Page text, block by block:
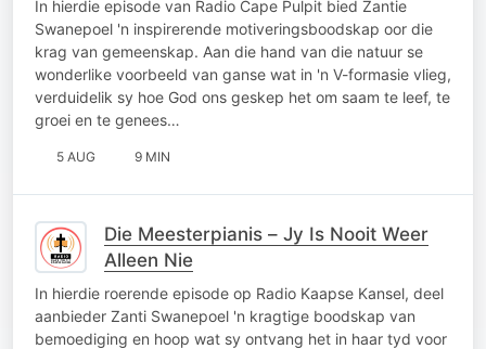
In hierdie episode van Radio Cape Pulpit bied Zantie
Swanepoel 'n inspirerende motiveringsboodskap oor die
krag van gemeenskap. Aan die hand van die natuur se
wonderlike voorbeeld van ganse wat in 'n V-formasie vlieg,
verduidelik sy hoe God ons geskep het om saam te leef, te
groei en te genees…
5 AUG 9 MIN
Die Meesterpianis – Jy Is Nooit Weer
Alleen Nie
In hierdie roerende episode op Radio Kaapse Kansel, deel
aanbieder Zanti Swanepoel 'n kragtige boodskap van
bemoediging en hoop wat sy ontvang het in haar tyd voor